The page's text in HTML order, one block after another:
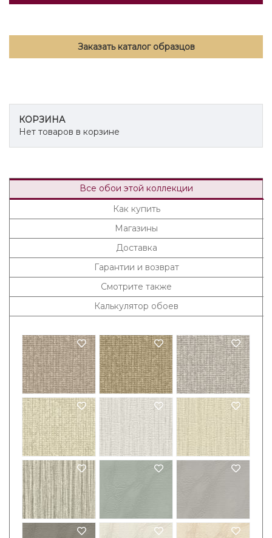
Заказать каталог образцов
КОРЗИНА
Нет товаров в корзине
Все обои этой коллекции
Как купить
Магазины
Доставка
Гарантии и возврат
Смотрите также
Калькулятор обоев